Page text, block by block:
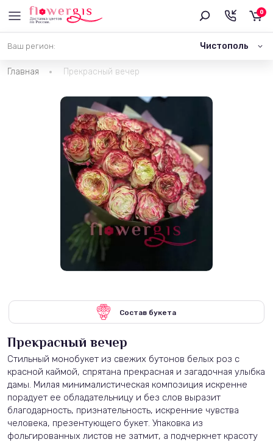
Ваш регион: Чистополь
0
Главная Прекрасный вечер
Состав букета
Прекрасный вечер
Стильный монобукет из свежих бутонов белых роз с
красной каймой, спрятана прекрасная и загадочная улыбка
дамы. Милая минималистическая композиция искренне
порадует ее обладательницу и без слов выразит
благодарность, признательность, искренние чувства
человека, презентующего букет. Упаковка из
фольгированных листов не затмит, а подчеркнет красоту